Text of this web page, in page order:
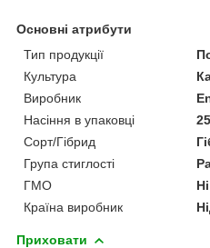
Основні атрибути
Тип продукції
Культура
Виробник
Насіння в упаковці
Сорт/Гібрид
Група стиглості
ГМО
Ні
Країна виробник
Приховати